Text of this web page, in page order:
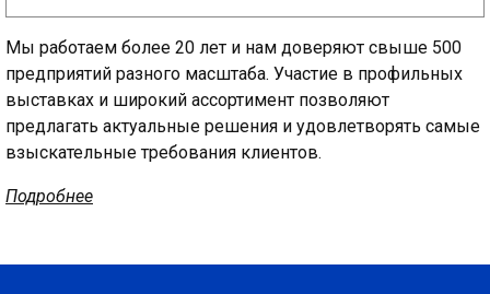
Мы работаем более 20 лет и нам доверяют свыше 500
предприятий разного масштаба. Участие в профильных
выставках и широкий ассортимент позволяют
предлагать актуальные решения и удовлетворять самые
взыскательные требования клиентов.
Подробнее